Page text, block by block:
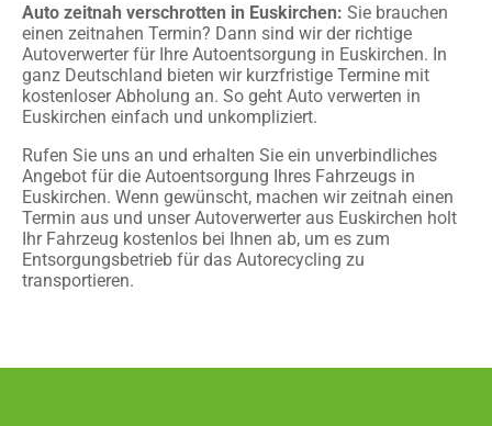
Auto zeitnah verschrotten in Euskirchen: Sie brauchen
einen zeitnahen Termin? Dann sind wir der richtige
Autoverwerter für Ihre Autoentsorgung in Euskirchen. In
ganz Deutschland bieten wir kurzfristige Termine mit
kostenloser Abholung an. So geht Auto verwerten in
Euskirchen einfach und unkompliziert.
Rufen Sie uns an und erhalten Sie ein unverbindliches
Angebot für die Autoentsorgung Ihres Fahrzeugs in
Euskirchen. Wenn gewünscht, machen wir zeitnah einen
Termin aus und unser Autoverwerter aus Euskirchen holt
Ihr Fahrzeug kostenlos bei Ihnen ab, um es zum
Entsorgungsbetrieb für das Autorecycling zu
transportieren.